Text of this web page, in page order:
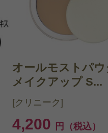
オールモストパウ
メイクアップ S...
[クリニーク]
4,200 円（税込）